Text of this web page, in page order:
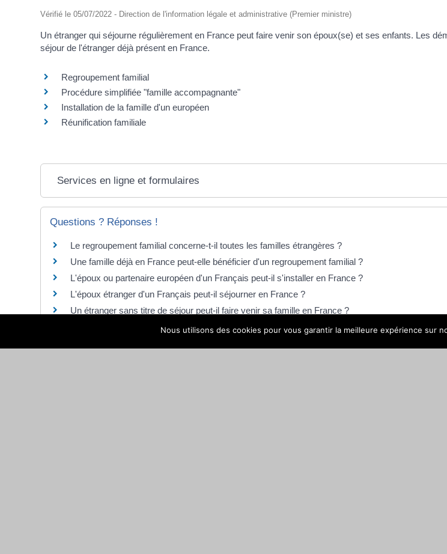
Vérifié le 05/07/2022 - Direction de l'information légale et administrative (Premier ministre)
Un étranger qui séjourne régulièrement en France peut faire venir son époux(se) et ses enfants. Les
séjour de l'étranger déjà présent en France.
Regroupement familial
Procédure simplifiée "famille accompagnante"
Installation de la famille d'un européen
Réunification familiale
Services en ligne et formulaires
Questions ? Réponses !
Le regroupement familial concerne-t-il toutes les familles étrangères ?
Une famille déjà en France peut-elle bénéficier d'un regroupement familial ?
L'époux ou partenaire européen d'un Français peut-il s'installer en France ?
L'époux étranger d'un Français peut-il séjourner en France ?
Un étranger sans titre de séjour peut-il faire venir sa famille en France ?
Pour en savoir plus
Nous utilisons des cookies pour vous garantir la meilleure expérience sur